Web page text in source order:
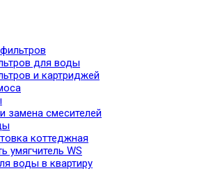
для воды
и картриджей
замена смесителей
коттеджная
умягчитель WS
воды в квартиру